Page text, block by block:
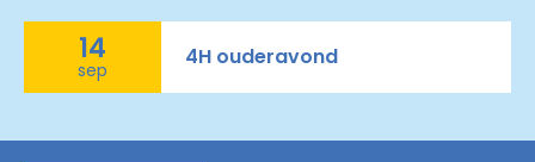
14
sep 4H ouderavond